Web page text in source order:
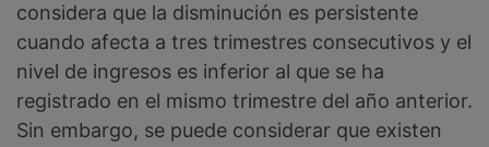
considera que la disminución es persistente
cuando afecta a tres trimestres consecutivos y el
nivel de ingresos es inferior al que se ha
registrado en el mismo trimestre del año anterior.
Sin embargo, se puede considerar que existen